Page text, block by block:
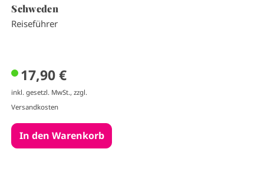
Schweden
Reiseführer
17,90 €
inkl. gesetzl. MwSt., zzgl.
Versandkosten